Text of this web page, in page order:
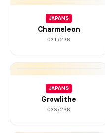
JAPANS
Charmeleon
021/238
JAPANS
Growlithe
023/238